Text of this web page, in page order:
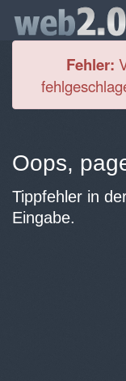
Fehler:
Oops,
Tippfehler in
Eingabe.